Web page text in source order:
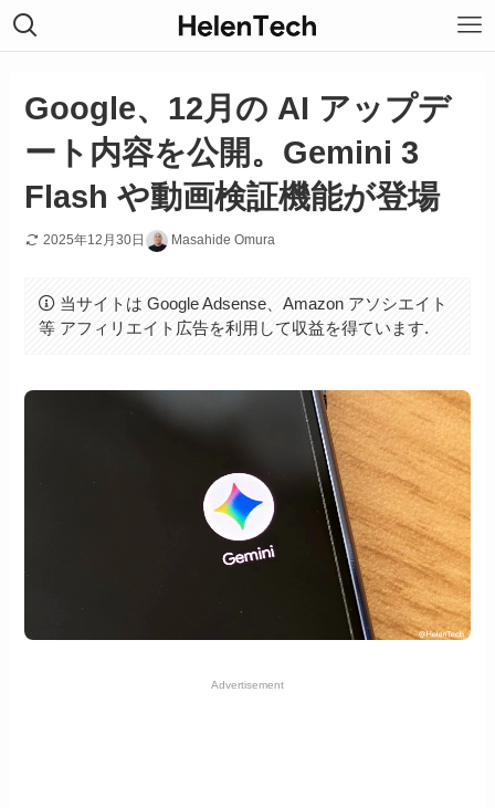
Google、12月の AI アップデ
ート内容を公開。Gemini 3
Flash や動画検証機能が登場
2025年12月30日 Masahide Omura
当サイトは Google Adsense、Amazon アソシエイト
等 アフィリエイト広告を利用して収益を得ています.
Advertisement